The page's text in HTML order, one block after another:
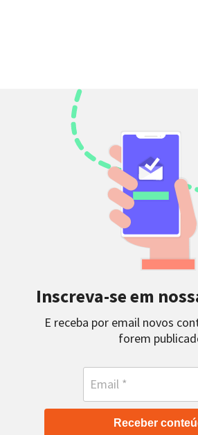
Inscreva-se em
E receba por email novos
forem
Receber